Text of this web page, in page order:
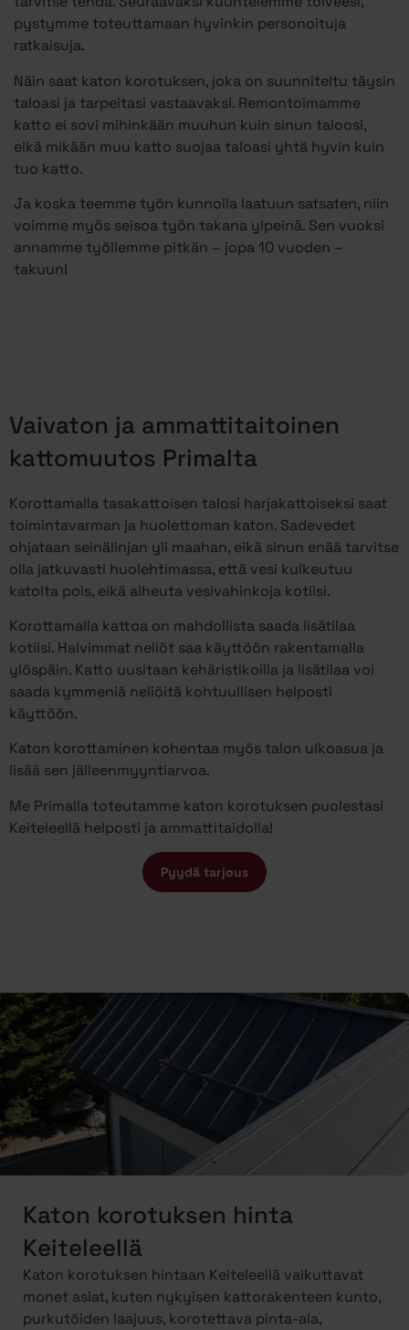
pystymme toteuttamaan hyvinkin personoituja
ratkaisuja.
Näin saat katon korotuksen, joka on suunniteltu täysin
taloasi ja tarpeitasi vastaavaksi. Remontoimamme
katto ei sovi mihinkään muuhun kuin sinun taloosi,
eikä mikään muu katto suojaa taloasi yhtä hyvin kuin
tuo katto.
Ja koska teemme työn kunnolla laatuun satsaten, niin
voimme myös seisoa työn takana ylpeinä. Sen vuoksi
annamme työllemme pitkän – jopa 10 vuoden –
takuun!
Vaivaton ja ammattitaitoinen
kattomuutos Primalta
Korottamalla tasakattoisen talosi harjakattoiseksi saat
toimintavarman ja huolettoman katon. Sadevedet
ohjataan seinälinjan yli maahan, eikä sinun enää tarvitse
olla jatkuvasti huolehtimassa, että vesi kulkeutuu
katolta pois, eikä aiheuta vesivahinkoja kotiisi.
Korottamalla kattoa on mahdollista saada lisätilaa
kotiisi. Halvimmat neliöt saa käyttöön rakentamalla
ylöspäin. Katto uusitaan kehäristikoilla ja lisätilaa voi
saada kymmeniä neliöitä kohtuullisen helposti
käyttöön.
Katon korottaminen kohentaa myös talon ulkoasua ja
lisää sen jälleenmyyntiarvoa.
Me Primalla toteutamme katon korotuksen puolestasi
Keiteleellä helposti ja ammattitaidolla!
Pyydä tarjous
Katon korotuksen hinta
Keiteleellä
Katon korotuksen hintaan Keiteleellä vaikuttavat
monet asiat, kuten nykyisen kattorakenteen kunto,
purkutöiden laajuus, korotettava pinta-ala,